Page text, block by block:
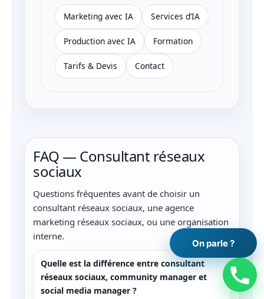
Marketing avec IA Services d’IA
Production avec IA Formation
Tarifs & Devis Contact
FAQ — Consultant réseaux
sociaux
Questions fréquentes avant de choisir un
consultant réseaux sociaux, une agence
marketing réseaux sociaux, ou une organisation
interne.
Quelle est la différence entre consultant
réseaux sociaux, community manager et
social media manager ?
On parle ?